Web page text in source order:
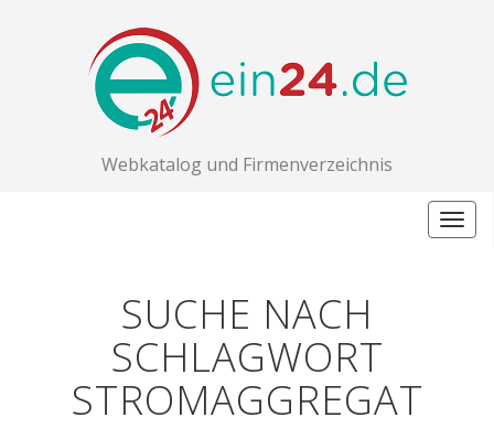
Webkatalog und Firmenverzeichnis
SUCHE NACH
SCHLAGWORT
STROMAGGREGAT